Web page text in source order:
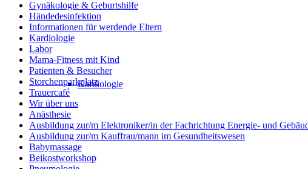
Kardiologie
Gynäkologie & Geburtshilfe
Händedesinfektion
Informationen für werdende Eltern
Kardiologie
Labor
Mama-Fitness mit Kind
Patienten & Besucher
Storchenparkplatz
Trauercafé
Wir über uns
Anästhesie
Ausbildung zur/m Elektroniker/in der Fachrichtung Energie- und
Ausbildung zur/m Kauffrau/mann im Gesundheitswesen
Babymassage
Beikostworkshop